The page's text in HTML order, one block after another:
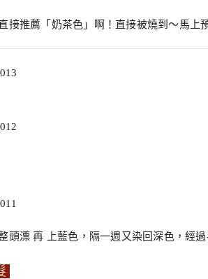
接推薦「奶茶色」啊！直接被燒到～馬上
頭漂 再 上藍色，隔一週又染回深色，經